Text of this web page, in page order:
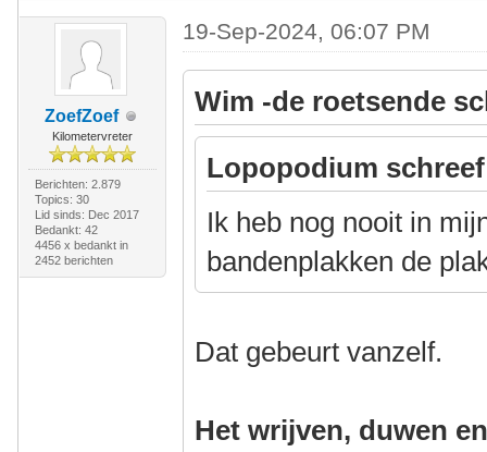
ZoefZoef
Kilometervreter
Berichten: 2.879
Topics: 30
Lid sinds: Dec 2017
Bedankt: 42
4456 x bedankt in
2452 berichten
19-Sep-2024, 06:07 PM
Wim -de roetsende
Lopopodium
Ik heb nog nooit in
bandenplakken de
Dat gebeurt vanzelf.
Het wrijven, duwen